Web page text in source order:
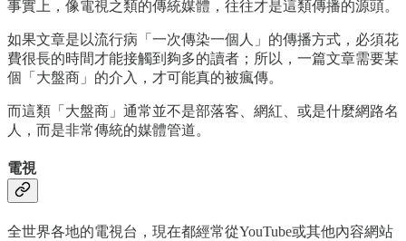
事實上，像電視之類的傳統媒體，往往才是這類傳播的源頭。
如果文章是以流行病「一次傳染一個人」的傳播方式，必須花
費很長的時間才能接觸到夠多的讀者；所以，一篇文章需要某
個「大盤商」的介入，才可能真的被瘋傳。
而這類「大盤商」通常並不是部落客、網紅、或是什麼網路名
人，而是非常傳統的媒體管道。
電視
全世界各地的電視台，現在都經常從YouTube或其他內容網站